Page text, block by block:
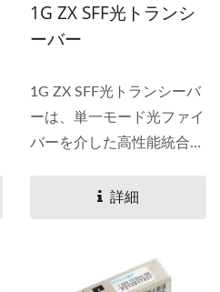
1G ZX SFF光トランシ
ーバー
1G ZX SFF光トランシーバ
ーは、単一モード光ファイ
バーを介した高性能統合デ
用に特別に設計されていま
詳細